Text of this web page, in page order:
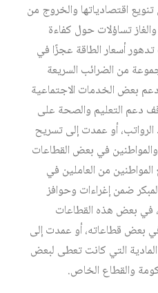
اقتصادياتها والخروج من
تساؤلات حول كفاءة
تدهور أسعار الطاقة عجزًا في
من الضرائب السريعة
دعم بعض الخدمات الاجتماعية
دعم التعليم والصحة على
أو عمدت إلى تسريح
في بعض القطاعات
من العاملين في
ضمن إغراءات وحوافز
في بعض هذه القطاعات
بعض قطاعاته، أو عمدت إلى
التي كانت تعطى لبعض
والقطاع الخاص.